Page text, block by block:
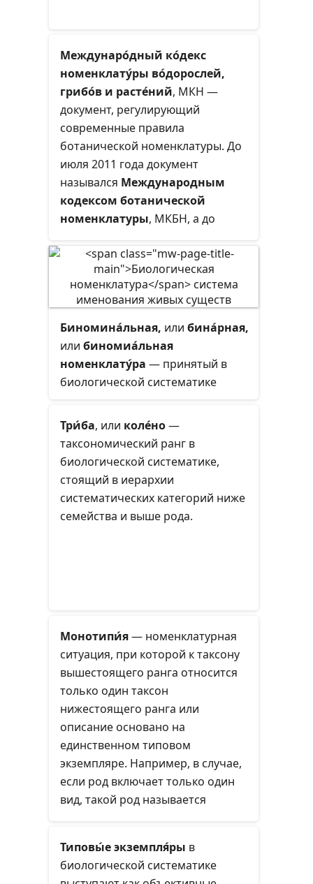
Междунаро́дный ко́декс
номенклату́ры во́дорослей,
грибо́в и расте́ний, МКН —
документ, регулирующий
современные правила
ботанической номенклатуры. До
июля 2011 года документ
назывался Международным
кодексом ботанической
номенклатуры, МКБН, а до
правилами ботанической
номенклатуры.
Биномина́льная, или бина́рная,
или биномиа́льная
номенклату́ра — принятый в
биологической систематике
помощи двухсловного названия
биномена
) на латыни,
состоящего из сочетания двух
названий (имён): имени рода и
имени вида или имени рода и
видового эпитета.
Три́ба, или коле́но—
таксономический ранг в
биологической систематике,
стоящий в иерархии
систематических категорий ниже
семейства и выше рода.
Монотипи́я— номенклатурная
ситуация, при которой к таксону
вышестоящего ранга относится
только один таксон
нижестоящего ранга или
описание основано на
единственном типовом
экземпляре. Например, в случае,
если род включает только один
вид, такой род называется
Типовы́е экземпля́ры в
биологической систематике